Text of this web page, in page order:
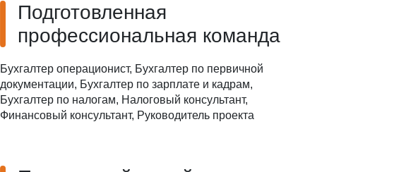
Подготовленная
профессиональная команда
Бухгалтер операционист, Бухгалтер по первичной
документации, Бухгалтер по зарплате и кадрам,
Бухгалтер по налогам, Налоговый консультант,
Финансовый консультант, Руководитель проекта